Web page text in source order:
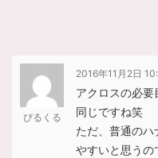
ぴるくる
2016年11月2日
アクロスの必
同じですね笑
ただ、普通のハ
やすいと思うの